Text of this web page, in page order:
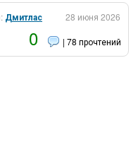
Дмитлас 28 июня 2026
0 | 78 прочтений